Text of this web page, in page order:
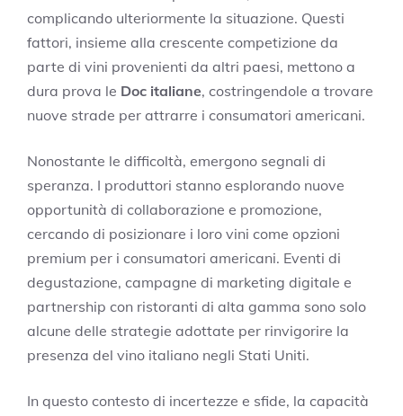
complicando ulteriormente la situazione. Questi
fattori, insieme alla crescente competizione da
parte di vini provenienti da altri paesi, mettono a
dura prova le Doc italiane, costringendole a trovare
nuove strade per attrarre i consumatori americani.
Nonostante le difficoltà, emergono segnali di
speranza. I produttori stanno esplorando nuove
opportunità di collaborazione e promozione,
cercando di posizionare i loro vini come opzioni
premium per i consumatori americani. Eventi di
degustazione, campagne di marketing digitale e
partnership con ristoranti di alta gamma sono solo
alcune delle strategie adottate per rinvigorire la
presenza del vino italiano negli Stati Uniti.
In questo contesto di incertezze e sfide, la capacità